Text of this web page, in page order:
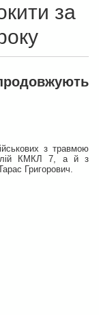
за
з травмою
КМКЛ 7, а й з
Григорович.